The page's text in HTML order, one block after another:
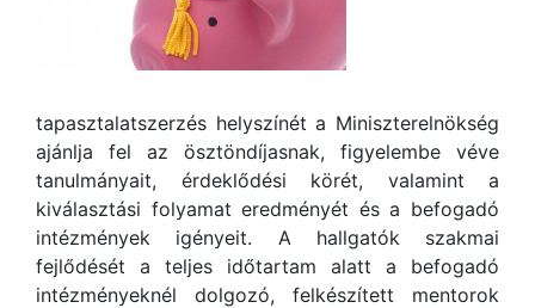
tapasztalatszerzés helyszínét a Miniszterelnökség
ajánlja fel az ösztöndíjasnak, figyelembe véve
tanulmányait, érdeklődési körét, valamint a
kiválasztási folyamat eredményét és a befogadó
intézmények igényeit. A hallgatók szakmai
fejlődését a teljes időtartam alatt a befogadó
intézményeknél dolgozó, felkészített mentorok